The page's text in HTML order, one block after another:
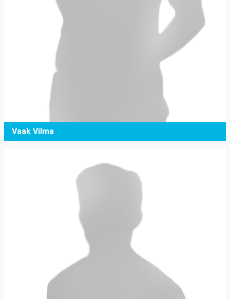
Vaak Vilma